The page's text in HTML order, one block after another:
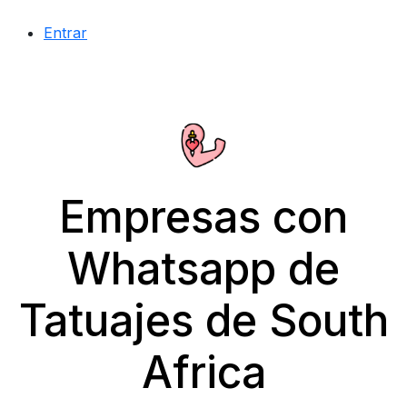
Entrar
Empresas con
Whatsapp de
Tatuajes de South
Africa